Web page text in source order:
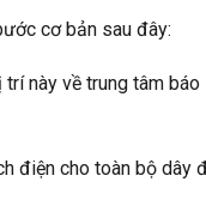
cơ bản sau đây:
này về trung tâm báo
điện cho toàn bộ dây